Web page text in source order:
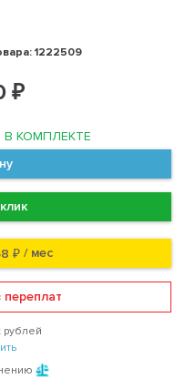
1222509
₽
КОМПЛЕКТЕ
₽ / мес
переплат
рублей